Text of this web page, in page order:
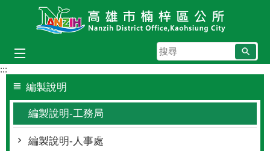
跳到主要內容區塊
搜
尋
:::
編製說明
編製說明-工務局
編製說明-人事處